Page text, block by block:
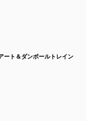
ート＆ダンボールトレイン